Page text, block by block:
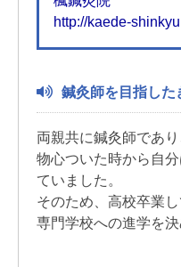
http://kaede-
鍼灸師を目指した
両親共に鍼灸師であ
物心ついた時から自
ていました。
そのため、高校卒業
専門学校への進学を決